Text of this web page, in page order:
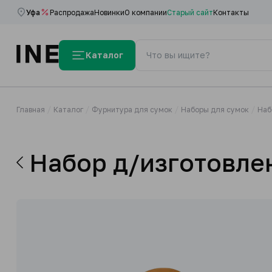
Уфа РаспродажаНовинкиО компанииСтарый сайтКонтакты
Каталог
Главная Каталог Фурнитура для сумок Наборы для сумок
Набор д/